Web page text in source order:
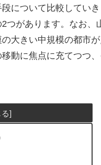
について比較してい
つがあります。なお、
大きい中規模の都市
動に焦点に充てつつ